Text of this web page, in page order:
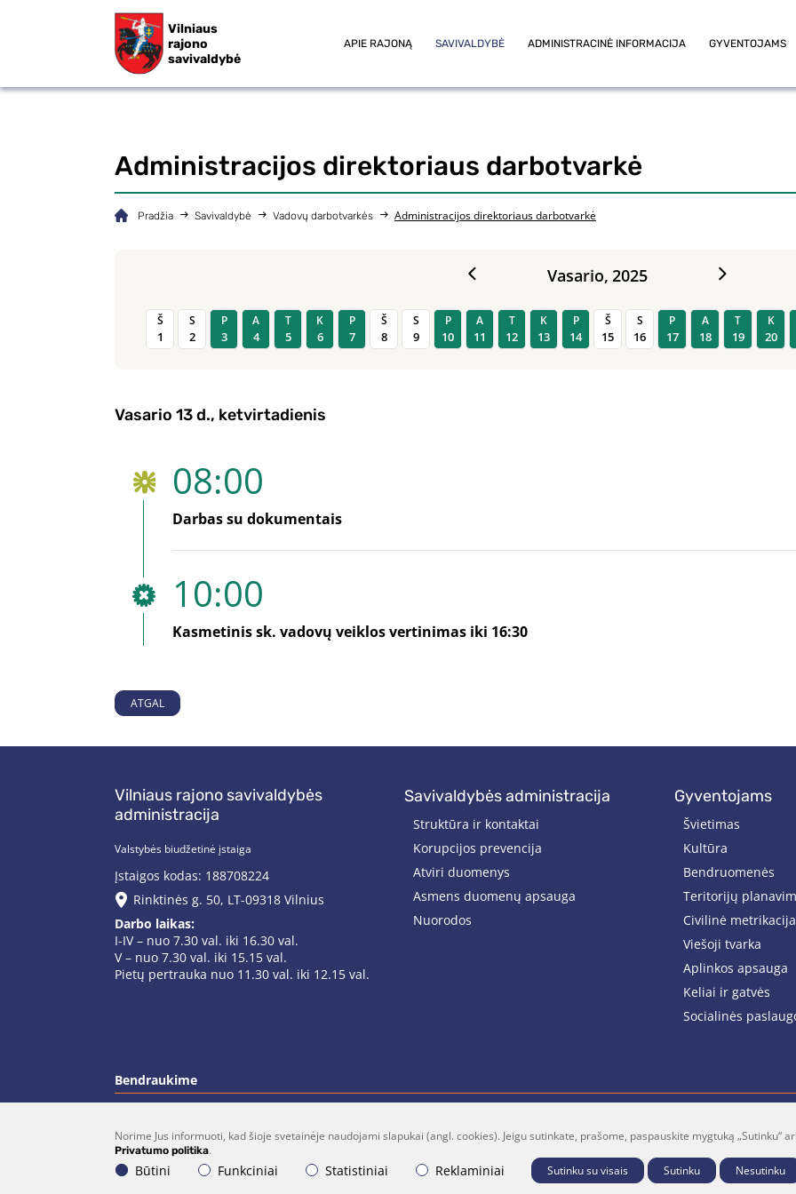
Vilniaus
rajono
savivaldybė
APIE RAJONĄ SAVIVALDYBĖ ADMINISTRACINĖ INFORMACIJA GYVENTOJAMS
Administracijos direktoriaus darbotvarkė
Pradžia Savivaldybė Vadovų darbotvarkės Administracijos direktoriaus darbotvarkė
Vasario, 2025
Š
1
S
2
P
3
A
4
T
5
K
6
P
7
Š
8
S
9
P
10
A
11
T
12
K
13
P
14
Š
15
S
16
P
17
A
18
T
19
K
20
Vasario 13 d., ketvirtadienis
08:00
Darbas su dokumentais
10:00
Kasmetinis sk. vadovų veiklos vertinimas iki 16:30
ATGAL
Vilniaus rajono savivaldybės
administracija
Valstybės biudžetinė įstaiga
Įstaigos kodas: 188708224
Rinktinės g. 50, LT-09318 Vilnius
Darbo laikas:
I-IV – nuo 7.30 val. iki 16.30 val.
V – nuo 7.30 val. iki 15.15 val.
Pietų pertrauka nuo 11.30 val. iki 12.15 val.
savivaldybės administracija
Struktūra ir kontaktai
Korupcijos prevencija
Atviri duomenys
Asmens duomenų apsauga
Nuorodos
gyventojams
Švietimas
Kultūra
Bendruomenės
Teritorijų
Civilinė metrikacija
Viešoji tvarka
Aplinkos apsauga
Keliai ir gatvės
Socialinės
Bendraukime
(0 5)  275 1990 vrsa@vrsa.lt Facebook Youtube
Norime Jus informuoti, kad šioje svetainėje naudojami slapukai (angl. cookies). Jeigu sutinkate, prašome, paspauskite mygtuką „Sutinku“
Privatumo politika.
Būtini Funkciniai Statistiniai Reklaminiai Sutinku su visais Sutinku Nesutinku